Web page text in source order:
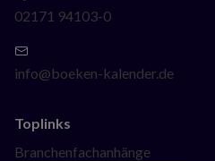
02171 94103-0
info@boeken-kalender.de
Toplinks
Navigation
Branchenfachanhänge